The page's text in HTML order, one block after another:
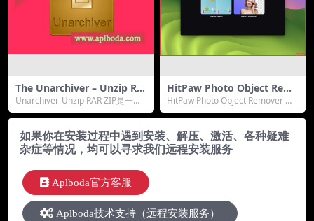
The Unarchiver – Unzip RA
R ZIP for mac(解压缩软件)v
3.3.3中文版
Unarchiver-Unzip RAR ZIP是一个
非常易于使用的应用程序，可...
HitPaw Photo Object Rem
over 1.2.2 for Mac AI 智能移
除照片上的物体破解版
HitPaw Photo Object Remover 是
一个自动追踪和识别照片...
如果你在安装过程中遇到安装、解压、激活、各种疑难
杂症等情况，均可以寻求我们远程安装服务
Aplboda官方客服
Aplboda技术支持（远程安装服务）